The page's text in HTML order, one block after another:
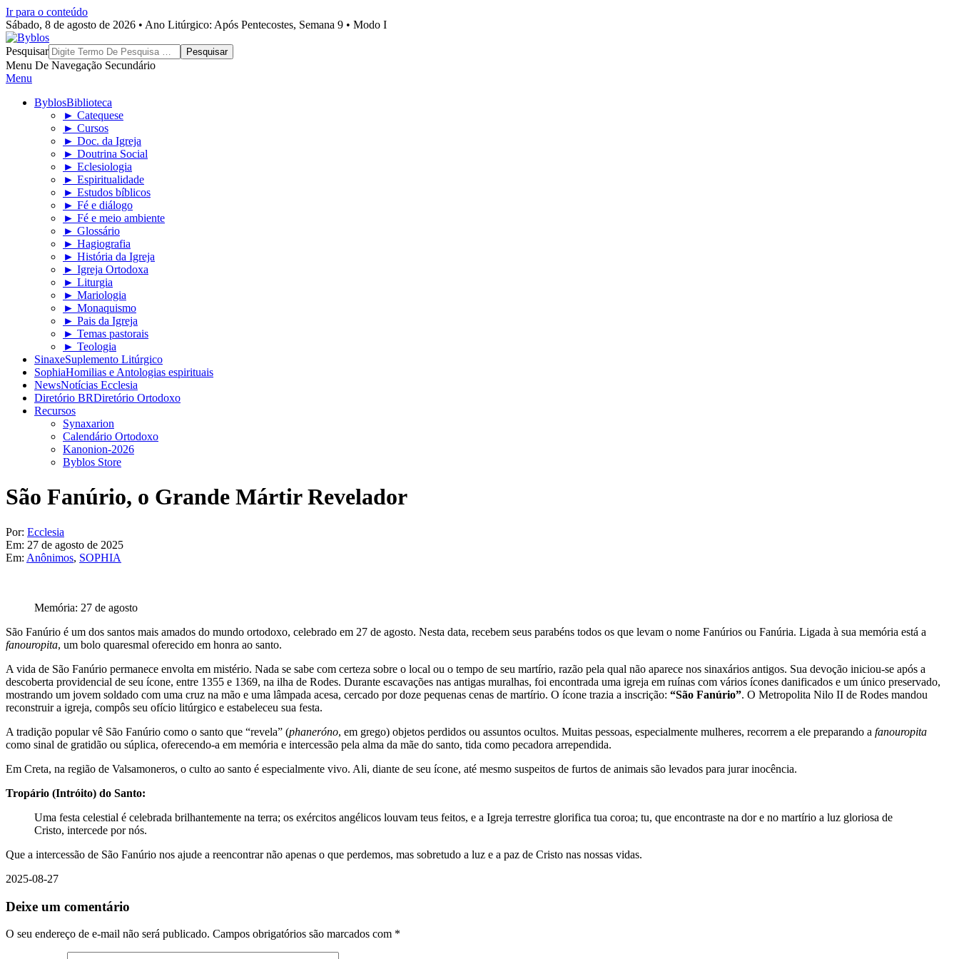
Ir para o conteúdo
Sábado, 8 de agosto de 2026 • Ano Litúrgico: Após Pentecostes, Semana 9 • Modo I
Byblos
Pesquisar
Menu De Navegação Secundário
Menu
ByblosBiblioteca
► Catequese
► Cursos
► Doc. da Igreja
► Doutrina Social
► Eclesiologia
► Espiritualidade
► Estudos bíblicos
► Fé e diálogo
► Fé e meio ambiente
► Glossário
► Hagiografia
► História da Igreja
► Igreja Ortodoxa
► Liturgia
► Mariologia
► Monaquismo
► Pais da Igreja
► Temas pastorais
► Teologia
SinaxeSuplemento Litúrgico
SophiaHomilias e Antologias espirituais
NewsNotícias Ecclesia
Diretório BRDiretório Ortodoxo
Recursos
Synaxarion
Calendário Ortodoxo
Kanonion-2026
Byblos Store
São Fanúrio, o Grande Mártir Revelador
Por: Ecclesia
Em: 27 de agosto de 2025
Em: Anônimos, SOPHIA
Memória: 27 de agosto
São Fanúrio é um dos santos mais amados do mundo ortodoxo, celebrado em 27 de agosto. Nesta data, recebem seus parabéns todos os que levam o nome Fanúrios ou Fanúria. Ligada à sua memória está a
fanouropita, um bolo quaresmal oferecido em honra ao santo.
A vida de São Fanúrio permanece envolta em mistério. Nada se sabe com certeza sobre o local ou o tempo de seu martírio, razão pela qual não aparece nos sinaxários antigos. Sua devoção iniciou-se após a
descoberta providencial de seu ícone, entre 1355 e 1369, na ilha de Rodes. Durante escavações nas antigas muralhas, foi encontrada uma igreja em ruínas com vários ícones danificados e um único preservado,
mostrando um jovem soldado com uma cruz na mão e uma lâmpada acesa, cercado por doze pequenas cenas de martírio. O ícone trazia a inscrição: “São Fanúrio”. O Metropolita Nilo II de Rodes mandou
reconstruir a igreja, compôs seu ofício litúrgico e estabeleceu sua festa.
A tradição popular vê São Fanúrio como o santo que “revela” (phaneróno, em grego) objetos perdidos ou assuntos ocultos. Muitas pessoas, especialmente mulheres, recorrem a ele preparando a fanouropita
como sinal de gratidão ou súplica, oferecendo-a em memória e intercessão pela alma da mãe do santo, tida como pecadora arrependida.
Em Creta, na região de Valsamoneros, o culto ao santo é especialmente vivo. Ali, diante de seu ícone, até mesmo suspeitos de furtos de animais são levados para jurar inocência.
Tropário (Intróito) do Santo:
Uma festa celestial é celebrada brilhantemente na terra; os exércitos angélicos louvam teus feitos, e a Igreja terrestre glorifica tua coroa; tu, que encontraste na dor e no martírio a luz gloriosa de
Cristo, intercede por nós.
Que a intercessão de São Fanúrio nos ajude a reencontrar não apenas o que perdemos, mas sobretudo a luz e a paz de Cristo nas nossas vidas.
2025-08-27
Deixe um comentário
O seu endereço de e-mail não será publicado. Campos obrigatórios são marcados com *